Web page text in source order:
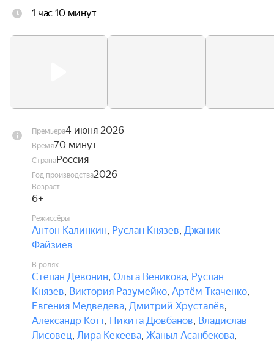
способен заменить семью, а искренность ценнее
переживает кризис в отношениях с невестой, и
1 час 10 минут
Премьера4 июня 2026
Время70 минут
СтранаРоссия
Год производства2026
Возраст
6+
Режиссёры
Антон Калинкин, Руслан Князев, Джаник
Файзиев
В ролях
Степан Девонин, Ольга Веникова, Руслан
Князев, Виктория Разумейко, Артём Ткаченко,
Евгения Медведева, Дмитрий Хрусталёв,
Александр Котт, Никита Дювбанов, Владислав
Лисовец, Лира Кекеева, Жаныл Асанбекова,